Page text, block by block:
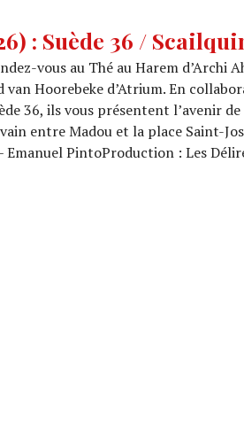
: Suède 36 /
vous au Thé au Harem d’Archi
Hoorebeke d’Atrium. En
36, ils vous présentent l’avenir
entre Madou et la place Saint-
PintoProduction : Les
(05/26) : Suède 36 / Scailquin (1)